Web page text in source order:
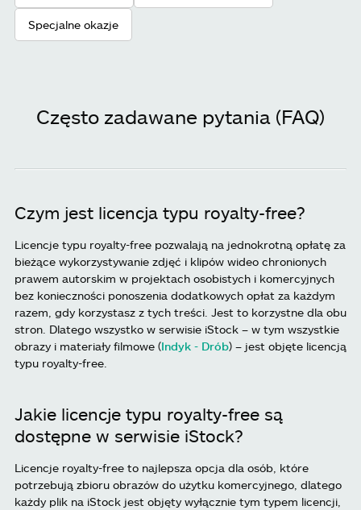
Specjalne okazje
Często zadawane pytania (FAQ)
Czym jest licencja typu royalty-free?
Licencje typu royalty-free pozwalają na jednokrotną opłatę za
bieżące wykorzystywanie zdjęć i klipów wideo chronionych
prawem autorskim w projektach osobistych i komercyjnych
bez konieczności ponoszenia dodatkowych opłat za każdym
razem, gdy korzystasz z tych treści. Jest to korzystne dla obu
stron. Dlatego wszystko w serwisie iStock – w tym wszystkie
obrazy i materiały filmowe (Indyk - Drób) – jest objęte licencją
typu royalty-free.
Jakie licencje typu royalty-free są
dostępne w serwisie iStock?
Licencje royalty-free to najlepsza opcja dla osób, które
potrzebują zbioru obrazów do użytku komercyjnego, dlatego
każdy plik na iStock jest objęty wyłącznie tym typem licencji,